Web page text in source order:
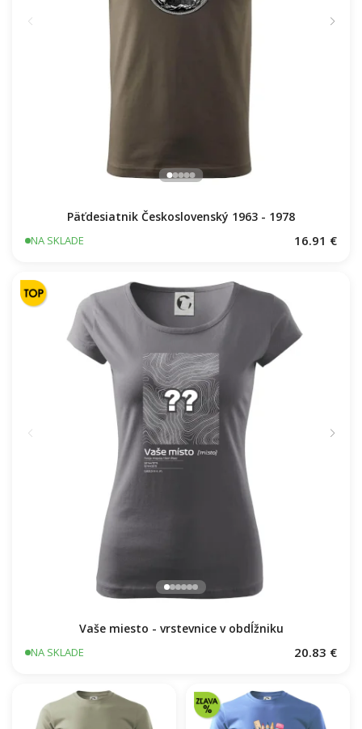
Päťdesiatnik Československý 1963 - 1978
NA SKLADE 16.91 €
Vaše miesto - vrstevnice v obdĺžniku
NA SKLADE 20.83 €